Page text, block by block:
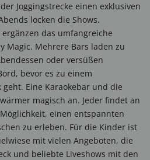
Joggingstrecke einen exklusiven
locken die Shows.
das umfangreiche
Magic. Mehrere Bars laden zu
oder versüßen
bevor es zu einem
Eine Karaokebar und die
magisch an. Jeder findet an
einen entspannten
zu erleben. Für die Kinder ist
mit vielen Angeboten, die
und beliebte Liveshows mit den